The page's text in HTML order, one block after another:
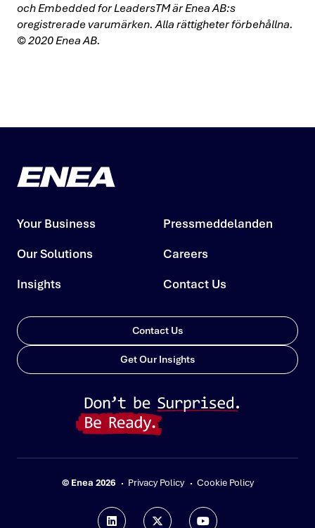
och Embedded for LeadersTM är Enea AB:s
oregistrerade varumärken. Alla rättigheter förbehållna.
© 2020 Enea AB.
Your Business
Our Solutions
Insights
Pressmeddelanden
Careers
Contact Us
Contact Us
Get Our Insights
© Enea 2026 Privacy Policy Cookie Policy